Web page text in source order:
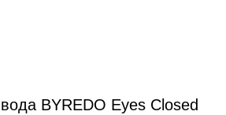
BYREDO Eyes Closed